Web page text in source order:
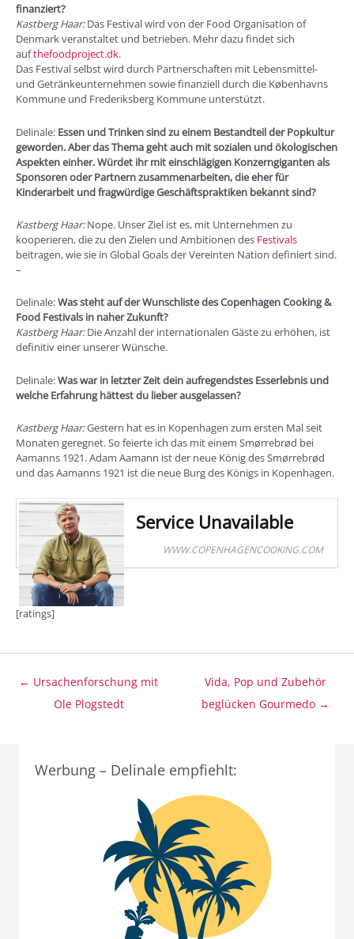
finanziert?
Kastberg Haar:Das Festival wird von der Food Organisation of
Denmark veranstaltet und betrieben. Mehr dazu findet sich
aufthefoodproject.dk.
Das Festival selbst wird durch Partnerschaften mit Lebensmittel-
und Getränkeunternehmen sowie finanziell durch die Københavns
Kommune und Frederiksberg Kommune unterstützt.
Delinale: Essen und Trinken sind zu einem Bestandteil der Popkultur
geworden. Aber das Thema geht auch mit sozialen und ökologischen
Aspekten einher. Würdet ihr mit einschlägigen Konzerngiganten als
Sponsoren oder Partnern zusammenarbeiten, die eher für
Kinderarbeit und fragwürdige Geschäftspraktiken bekannt sind?
Kastberg Haar:Nope. Unser Ziel ist es, mit Unternehmen zu
kooperieren, die zu den Zielen und Ambitionen des Festivals
beitragen, wie sie in Global Goals der Vereinten Nation definiert sind.
–
Delinale:Was steht auf der Wunschliste des Copenhagen Cooking &
Food Festivals in naher Zukunft?
Kastberg Haar:Die Anzahl der internationalen Gäste zu erhöhen, ist
definitiv einer unserer Wünsche.
Delinale:Was war in letzter Zeit dein aufregendstes Esserlebnis und
welche Erfahrung hättest du lieber ausgelassen?
Kastberg Haar:Gestern hat es in Kopenhagen zum ersten Mal seit
Monaten geregnet. So feierte ich das mit einem Smørrebrød bei
Aamanns 1921. Adam Aamann ist der neue König des Smørrebrød
und das Aamanns 1921 ist die neue Burg des Königs in Kopenhagen.
Service Unavailable
WWW.COPENHAGENCOOKING.COM
[ratings]
Beitragsnavigation
← Ursachenforschung mit
Ole Plogstedt
Vida, Pop und Zubehör
beglücken Gourmedo →
Werbung – Delinale empfiehlt: